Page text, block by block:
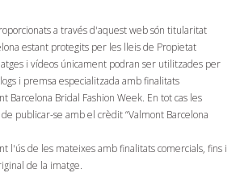
a través d'aquest web són titularitat
estant protegits per les lleis de Propietat
i vídeos únicament podran ser utilitzades per
i premsa especialitzada amb finalitats
Barcelona Bridal Fashion Week. En tot cas les
publicar-se amb el crèdit “Valmont Barcelona
l'ús de les mateixes amb finalitats comercials, fins i
de la imatge.